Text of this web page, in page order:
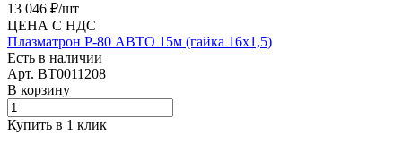
13 046 ₽/шт
ЦЕНА С НДС
Плазматрон P-80 АВТО 15м (гайка 16х1,5)
Есть в наличии
Арт. BT0011208
В корзину
Купить в 1 клик